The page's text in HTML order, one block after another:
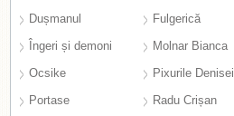
Dușmanul
Fulgerică
Îngeri și demoni
Molnar Bianca
Ocsike
Pixurile Denisei
Portase
Radu Crișan